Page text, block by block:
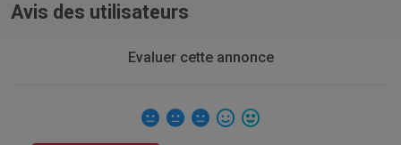
Avis des utilisateurs
Evaluer cette annonce